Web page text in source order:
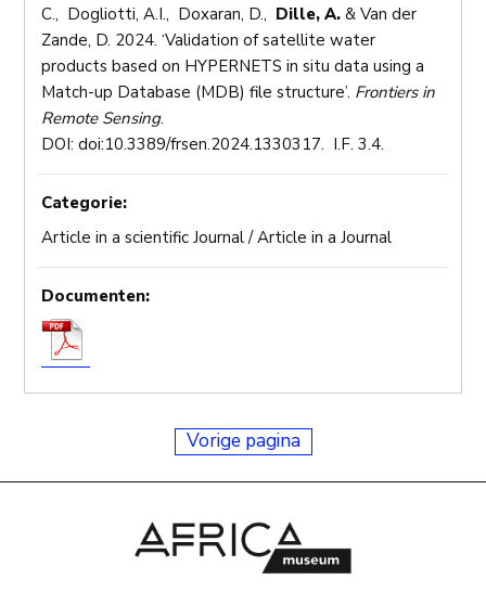
C., Dogliotti, A.I., Doxaran, D., Dille, A. & Van der
Zande, D. 2024. ‘Validation of satellite water
products based on HYPERNETS in situ data using a
Match-up Database (MDB) file structure’. Frontiers in
Remote Sensing.
DOI: doi:10.3389/frsen.2024.1330317. I.F. 3.4.
Categorie:
Article in a scientific Journal / Article in a Journal
Documenten:
Vorige pagina